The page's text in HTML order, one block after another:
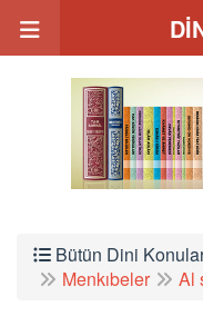
Bütün Dini
Menkıbeler
Al